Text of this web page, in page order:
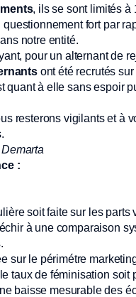
, ils se sont limités à
fort par
notre entité.
pour un alternant
ont été recrutés
quant à elle sans espoir
resterons vigilants et à
:
soit faite sur les
à une comparaison
sur le périmétre
taux de féminisation
baisse mesurable des